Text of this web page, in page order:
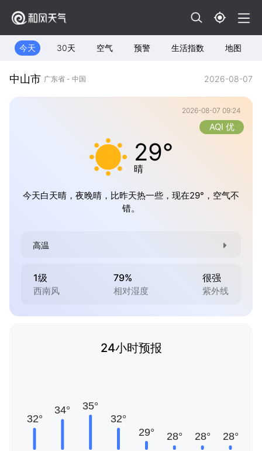
今天 30天 空气 预警 生活指数 地图
中山市 广东省 - 中国 2026-08-07
2026-08-07 09:24
29°
晴
AQI 优
今天白天晴，夜晚晴，比昨天热一些，现在29°，空气不
错。
高温
1级
西南风
79%
相对湿度
很强
紫外线
24小时预报